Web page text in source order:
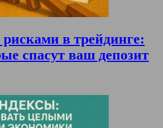
в трейдинге:
спасут ваш депозит